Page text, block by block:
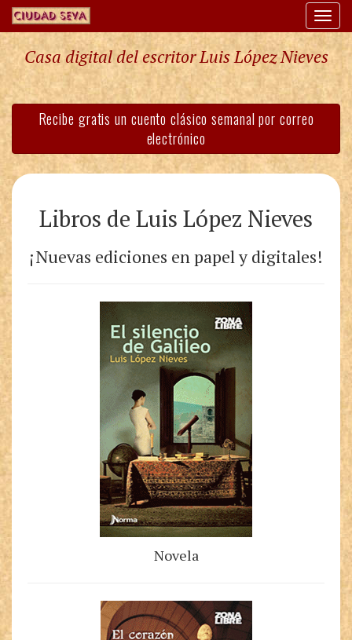
Casa digital del escritor Luis López Nieves
Recibe gratis un cuento clásico semanal por correo
electrónico
Libros de Luis López Nieves
¡Nuevas ediciones en papel y digitales!
Novela